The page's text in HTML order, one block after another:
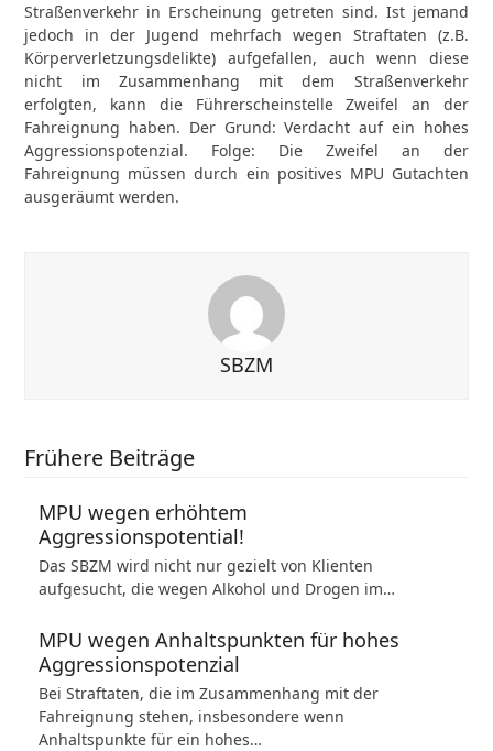
Straßenverkehr in Erscheinung getreten sind. Ist jemand
jedoch in der Jugend mehrfach wegen Straftaten (z.B.
Körperverletzungsdelikte) aufgefallen, auch wenn diese
nicht im Zusammenhang mit dem Straßenverkehr
erfolgten, kann die Führerscheinstelle Zweifel an der
Fahreignung haben. Der Grund: Verdacht auf ein hohes
Aggressionspotenzial. Folge: Die Zweifel an der
Fahreignung müssen durch ein positives MPU Gutachten
ausgeräumt werden.
SBZM
Frühere Beiträge
MPU wegen erhöhtem
Aggressionspotential!
Das SBZM wird nicht nur gezielt von Klienten
aufgesucht, die wegen Alkohol und Drogen im…
MPU wegen Anhaltspunkten für hohes
Aggressionspotenzial
Bei Straftaten, die im Zusammenhang mit der
Fahreignung stehen, insbesondere wenn
Anhaltspunkte für ein hohes…